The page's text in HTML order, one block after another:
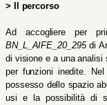
> Il percorso
BN_L_AIFE_20_295 di
di visione e a una analisi
per funzioni inedite.
possesso dello spazio
usi e la possibilità di